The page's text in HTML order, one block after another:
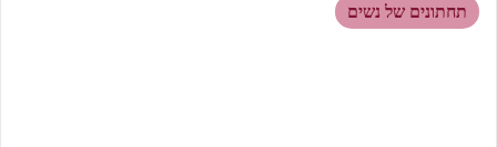
תחתונים של נשים